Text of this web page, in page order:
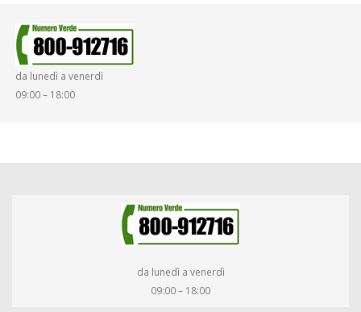
SMARRIMENTO OGGETTI
da lunedì a venerdì
09:00 – 18:00
da lunedì a venerdì
09:00 – 18:00